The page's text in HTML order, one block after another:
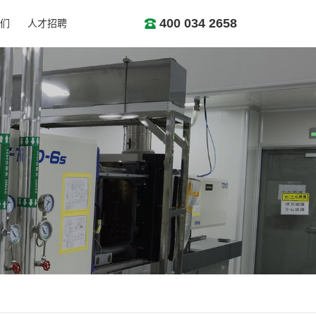
人才招聘 400 034 2658